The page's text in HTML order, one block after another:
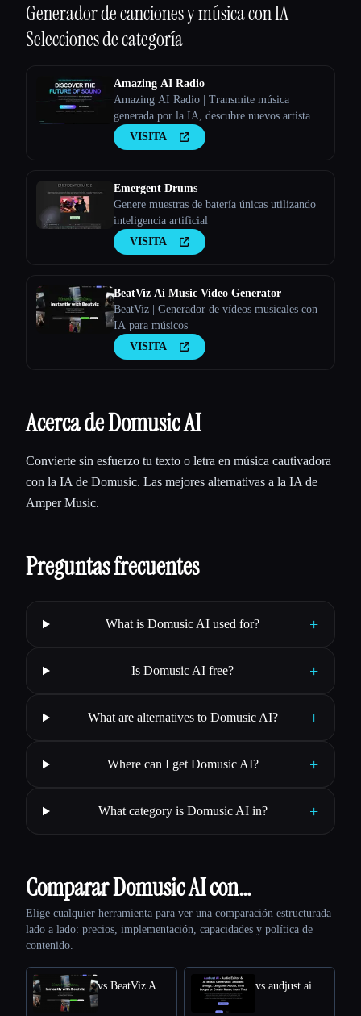
Generador de canciones y música con IA
Selecciones de categoría
Amazing AI Radio
Amazing AI Radio | Transmite música
generada por la IA, descubre nuevos artistas,
explora las listas y sube tus propias canciones
a Amazing AI Radio.
VISITA
Emergent Drums
Genere muestras de batería únicas utilizando
inteligencia artificial
VISITA
BeatViz Ai Music Video Generator
BeatViz | Generador de vídeos musicales con
IA para músicos
VISITA
Acerca de Domusic AI
Convierte sin esfuerzo tu texto o letra en música cautivadora
con la IA de Domusic. Las mejores alternativas a la IA de
Amper Music.
Preguntas frecuentes
What is Domusic AI used for? +
Is Domusic AI free? +
What are alternatives to Domusic AI? +
Where can I get Domusic AI? +
What category is Domusic AI in? +
Comparar Domusic AI con…
Elige cualquier herramienta para ver una comparación estructurada
lado a lado: precios, implementación, capacidades y política de
contenido.
vs BeatViz Ai Music Video Generator vs audjust.ai